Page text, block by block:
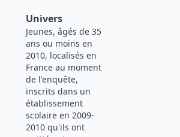
Univers
Jeunes, âgés de 35
ans ou moins en
2010, localisés en
France au moment
de l'enquête,
inscrits dans un
établissement
scolaire en 2009-
2010 qu'ils ont